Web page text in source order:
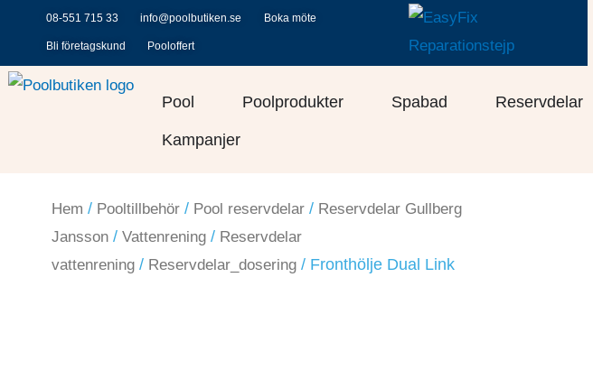
innehåll
08-551 715 33 info@poolbutiken.se Boka möte
Bli företagskund Pooloffert
Pool Öppna PoolPoolprodukter Öppna Poolprodukter
Spabad Öppna Spabad
Reservdelar
Kampanjer
Hem / Pooltillbehör/ Pool reservdelar/ Reservdelar Gullberg
Jansson/ Vattenrening/ Reservdelar
vattenrening/ Reservdelar_dosering/ Fronthölje Dual Link